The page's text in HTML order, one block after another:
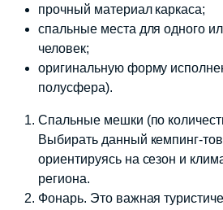
прочный материал каркаса;
спальные места для одного
человек;
оригинальную форму
полусфера).
Спальные мешки (по
Выбирать данный кемпинг-
ориентируясь на сезон и
региона.
Фонарь. Это важная